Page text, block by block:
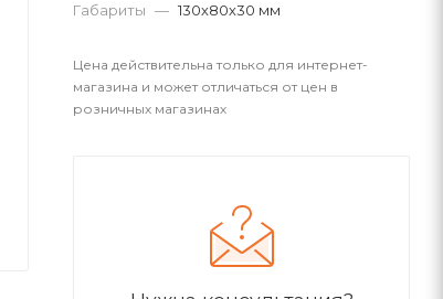
Габариты — 130х80х30 мм
Цена действительна только для интернет-
магазина и может отличаться от цен в
розничных магазинах